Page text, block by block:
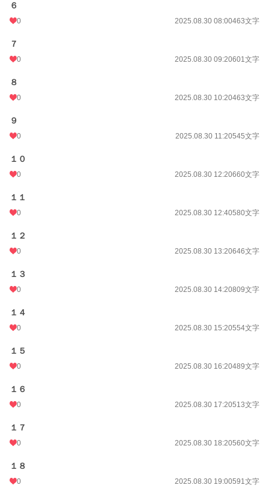
６
0 2025.08.30 08:00463文字
７
0 2025.08.30 09:20601文字
８
0 2025.08.30 10:20463文字
９
0 2025.08.30 11:20545文字
１０
0 2025.08.30 12:20660文字
１１
0 2025.08.30 12:40580文字
１２
0 2025.08.30 13:20646文字
１３
0 2025.08.30 14:20809文字
１４
0 2025.08.30 15:20554文字
１５
0 2025.08.30 16:20489文字
１６
0 2025.08.30 17:20513文字
１７
0 2025.08.30 18:20560文字
１８
0 2025.08.30 19:00591文字